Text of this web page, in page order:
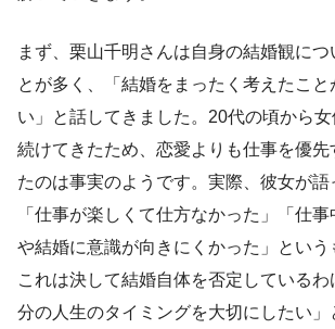
まず、栗山千明さんは自身の結婚観につ
とが多く、「結婚をまったく考えたこ
い」と話してきました。20代の頃から
続けてきたため、恋愛よりも仕事を優先
たのは事実のようです。実際、彼女が
「仕事が楽しくて仕方なかった」「仕
や結婚に意識が向きにくかった」という
これは決して結婚自体を否定しているわ
分の人生のタイミングを大切にしたい